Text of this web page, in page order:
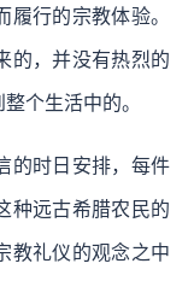
行的宗教体验。
的，并没有热烈的
个生活中的。
的时日安排，每件
种远古希腊农民的
教礼仪的观念之中